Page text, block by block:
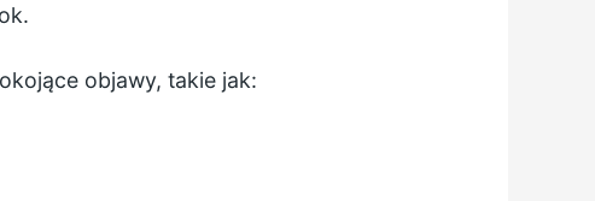
objawy, takie jak: